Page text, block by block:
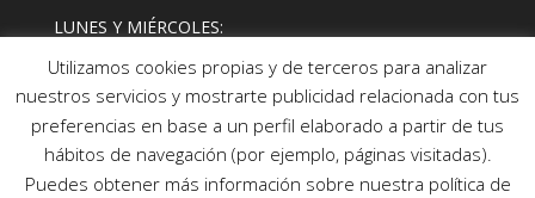
LUNES Y MIÉRCOLES:
Utilizamos cookies propias y de terceros para analizar
nuestros servicios y mostrarte publicidad relacionada con tus
preferencias en base a un perfil elaborado a partir de tus
hábitos de navegación (por ejemplo, páginas visitadas).
Puedes obtener más información sobre nuestra política de